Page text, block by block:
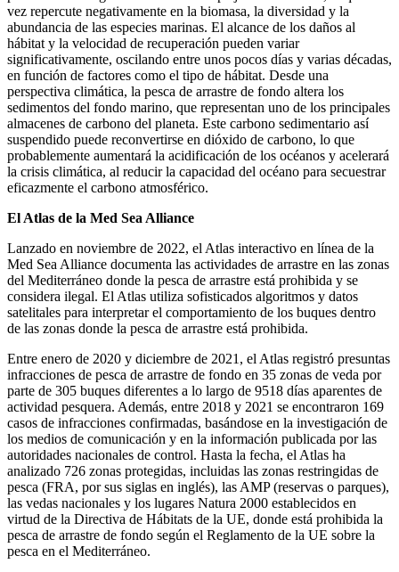
vez repercute negativamente en la biomasa, la diversidad y la
abundancia de las especies marinas. El alcance de los daños al
hábitat y la velocidad de recuperación pueden variar
significativamente, oscilando entre unos pocos días y varias décadas,
en función de factores como el tipo de hábitat. Desde una
perspectiva climática, la pesca de arrastre de fondo altera los
sedimentos del fondo marino, que representan uno de los principales
almacenes de carbono del planeta. Este carbono sedimentario así
suspendido puede reconvertirse en dióxido de carbono, lo que
probablemente aumentará la acidificación de los océanos y acelerará
la crisis climática, al reducir la capacidad del océano para secuestrar
eficazmente el carbono atmosférico.
El Atlas de la Med Sea Alliance
Lanzado en noviembre de 2022, el Atlas interactivo en línea de la
Med Sea Alliance documenta las actividades de arrastre en las zonas
del Mediterráneo donde la pesca de arrastre está prohibida y se
considera ilegal. El Atlas utiliza sofisticados algoritmos y datos
satelitales para interpretar el comportamiento de los buques dentro
de las zonas donde la pesca de arrastre está prohibida.
Entre enero de 2020 y diciembre de 2021, el Atlas registró presuntas
infracciones de pesca de arrastre de fondo en 35 zonas de veda por
parte de 305 buques diferentes a lo largo de 9518 días aparentes de
actividad pesquera. Además, entre 2018 y 2021 se encontraron 169
casos de infracciones confirmadas, basándose en la investigación de
los medios de comunicación y en la información publicada por las
autoridades nacionales de control. Hasta la fecha, el Atlas ha
analizado 726 zonas protegidas, incluidas las zonas restringidas de
pesca (FRA, por sus siglas en inglés), las AMP (reservas o parques),
las vedas nacionales y los lugares Natura 2000 establecidos en
virtud de la Directiva de Hábitats de la UE, donde está prohibida la
pesca de arrastre de fondo según el Reglamento de la UE sobre la
pesca en el Mediterráneo.